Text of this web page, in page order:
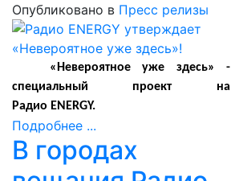
Опубликовано в Пресс релизы
«Невероятное уже здесь» -
специальный проект на
Радио ENERGY.
Подробнее ...
В городах